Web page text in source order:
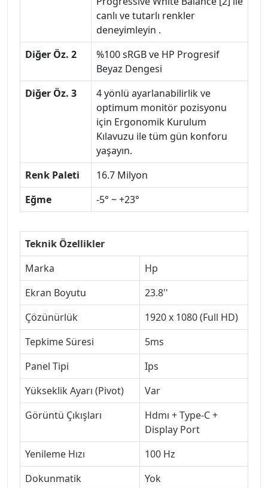
canlı ve tutarlı renkler
deneyimleyin .
Diğer Öz. 2
%100 sRGB ve HP Progresif
Beyaz Dengesi
Diğer Öz. 3
4 yönlü ayarlanabilirlik ve
optimum monitör pozisyonu
için Ergonomik Kurulum
Kılavuzu ile tüm gün konforu
yaşayın.
Renk Paleti
16.7 Milyon
Eğme
-5° ~ +23°
Teknik Özellikler
Marka
Hp
Ekran Boyutu
23.8''
Çözünürlük
1920 x 1080 (Full HD)
Tepkime Süresi
5ms
Panel Tipi
Ips
Yükseklik Ayarı (Pivot)
Var
Görüntü Çıkışları
Hdmı + Type-C +
Display Port
Yenileme Hızı
100 Hz
Dokunmatik
Yok